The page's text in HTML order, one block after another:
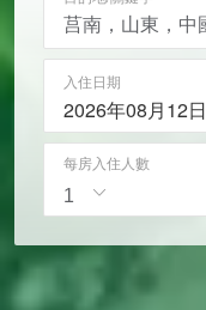
入住日期
2026年08月12日
每房入住人數